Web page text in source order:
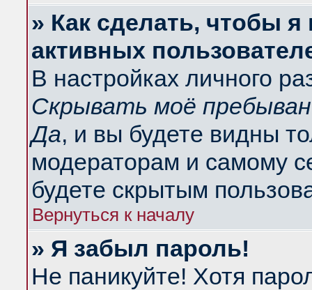
» Как сделать, чтобы
активных
В настройках личного
Скрывать моё
Да, и вы будете видны
модераторам и самому
будете скрытым
Вернуться к началу
» Я забыл пароль!
Не паникуйте! Хотя